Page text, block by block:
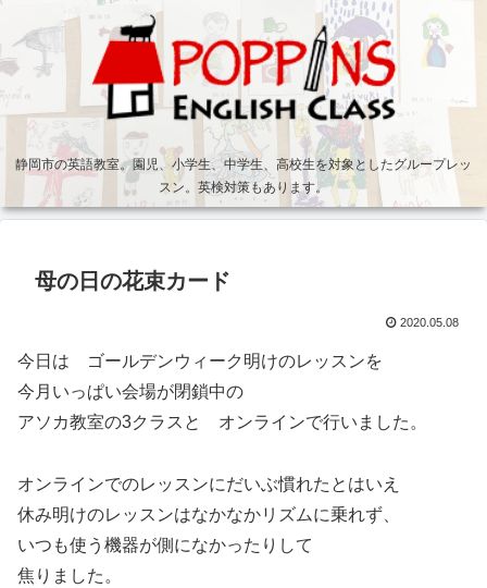
静岡市の英語教室。園児、小学生、中学生、高校生を対象としたグループレッ
スン。英検対策もあります。
母の日の花束カード
2020.05.08
今日は ゴールデンウィーク明けのレッスンを
今月いっぱい会場が閉鎖中の
アソカ教室の3クラスと オンラインで行いました。
オンラインでのレッスンにだいぶ慣れたとはいえ
休み明けのレッスンはなかなかリズムに乗れず、
いつも使う機器が側になかったりして
焦りました。